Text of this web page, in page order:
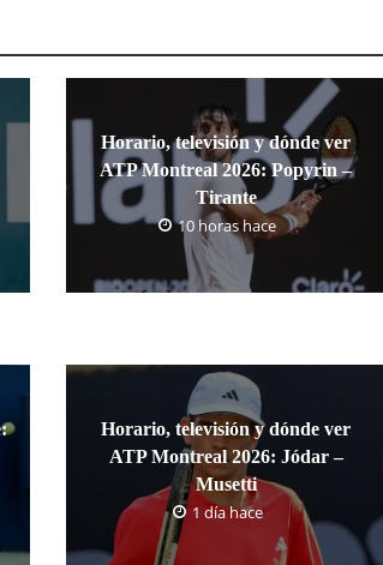
Horario, televisión y dónde ver
ATP Montreal 2026: Popyrin –
Tirante
10 horas hace
Horario, televisión y dónde ver
ATP Montreal 2026: Jódar –
Musetti
1 día hace